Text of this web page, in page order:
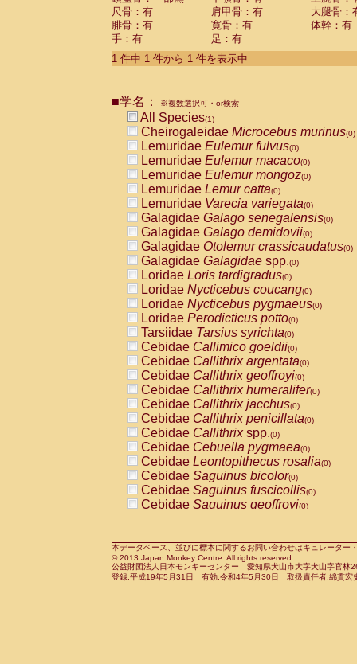
Cebidae Saguinus weddelli
Cebidae Saguinusspp.
Cebidae Aotus trivirgatus
Cebidae Cebus albifrons
CebidaeCebus nigrivittatus
CebidaeCebus
CebidaeSaimiri boliviensis(0)
CebidaeSaimiri sciureus(0)
AtelidaeAlouatta caraya(0)
AtelidaeAlouatta fusca(0)
AtelidaeAlouatta seniculus
AtelidaeAlouattaspp.(0)
AtelidaeAteles belzebuth(0)
AtelidaeAteles geoffroyi(0)
AtelidaeAteles paniscus(0)
AtelidaeAtelesspp.(0)
Atelidae Lagothrix lagothricha
AtelidaeLagothrix lagothricha cana
PitheciidaeCacajao calvus
PitheciidaeCallicebus cupreus
PitheciidaeCallicebus donacophilus
PitheciidaeCallicebus moloch
PitheciidaeCallicebus torquatus
PitheciidaeCallicebusspp.(0)
PitheciidaeChiropotes satanas(0)
PitheciidaePithecia monachus
PitheciidaePithecia pithecia(0)
CercopithecidaeCercocebus agilis
CercopithecidaeCercocebus
CercopithecidaeCercocebus
CercopithecidaeCercocebus
CercopithecidaeCercocebus
CercopithecidaeCercocebushybrid
CercopithecidaePapio anubis(0)
CercopithecidaePapio cynocephalus
CercopithecidaePapio hamadryas(0)
尺骨：有
肩甲骨：有
大腿骨：
腓骨：有
寛骨：有
体幹：有
手：有
足：有
1 件中 1 件から 1 件を表示中
■学名： ※複数選択可・or検索
All Species(1)
Cheirogaleidae Microcebus murinus(0)
Lemuridae Eulemur fulvus(0)
Lemuridae Eulemur macaco(0)
Lemuridae Eulemur mongoz(0)
Lemuridae Lemur catta(0)
Lemuridae Varecia variegata(0)
Galagidae Galago senegalensis(0)
Galagidae Galago demidovii(0)
Galagidae Otolemur crassicaudatus(0)
Galagidae Galagidae spp.(0)
Loridae Loris tardigradus(0)
Loridae Nycticebus coucang(0)
Loridae Nycticebus pygmaeus(0)
Loridae Perodicticus potto(0)
Tarsiidae Tarsius syrichta(0)
Cebidae Callimico goeldii(0)
Cebidae Callithrix argentata(0)
Cebidae Callithrix geoffroyi(0)
Cebidae Callithrix humeralifer(0)
Cebidae Callithrix jacchus(0)
Cebidae Callithrix penicillata(0)
Cebidae Callithrixspp.(0)
Cebidae Cebuella pygmaea(0)
Cebidae Leontopithecus rosalia(0)
Cebidae Saguinus bicolor(0)
Cebidae Saguinus fuscicollis(0)
Cebidae Saguinus geoffroyi(0)
CebidaeSaguinus leucopus(0)
CebidaeSaguinus midas(0)
Cebidae Saguinus mystax(0)
本データベース、並びに標本に関するお問い合わせはキュレータ
© 2013 Japan Monkey Centre. All rights reserved.
公益財団法人日本モンキーセンター 愛知県犬山市大字犬山字官
登録:平成19年5月31日 有効:令和4年5月30日 取扱責任者:綿貫宏